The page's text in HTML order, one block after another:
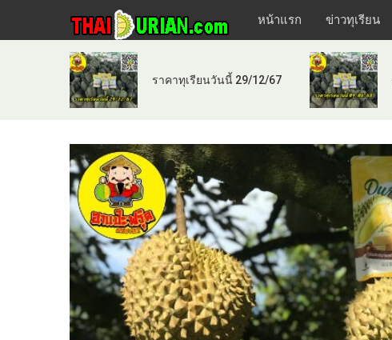
หน้าแรก ข่าวทุเรียน
ราคาทุเรียนวันนี้ 29/12/67